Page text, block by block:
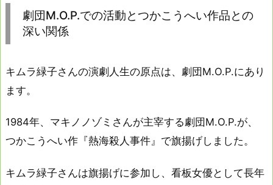
劇団M.O.P.での活動とつかこうへい作品との
深い関係
キムラ緑子さんの演劇人生の原点は、劇団M.O.P.にあり
ます。
1984年、マキノノゾミさんが主宰する劇団M.O.P.が、
つかこうへい作『熱海殺人事件』で旗揚げしました。
キムラ緑子さんは旗揚げに参加し、看板女優として長年